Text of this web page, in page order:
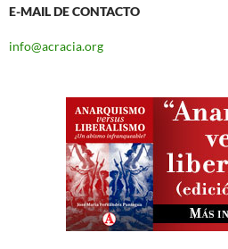
E-MAIL DE CONTACTO
info@acracia.org